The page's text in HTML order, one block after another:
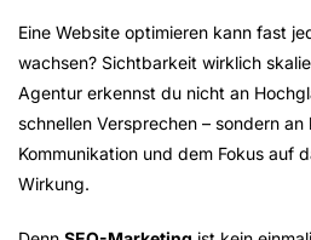
Eine Website optimieren kann fast
wachsen? Sichtbarkeit wirklich
Agentur erkennst du nicht an
schnellen Versprechen – sondern
Kommunikation und dem Fokus auf
Wirkung.